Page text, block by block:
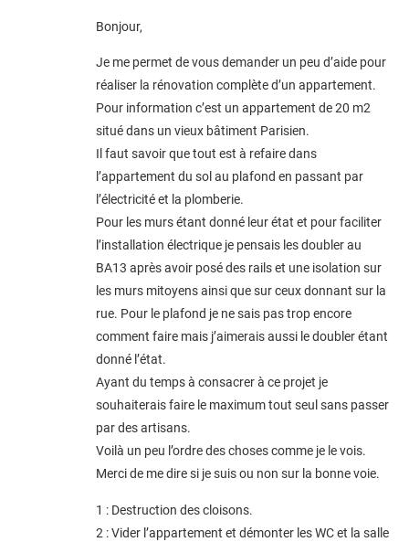
Bonjour,
Je me permet de vous demander un peu d’aide pour
réaliser la rénovation complète d’un appartement.
Pour information c’est un appartement de 20 m2
situé dans un vieux bâtiment Parisien.
Il faut savoir que tout est à refaire dans
l’appartement du sol au plafond en passant par
l’électricité et la plomberie.
Pour les murs étant donné leur état et pour faciliter
l’installation électrique je pensais les doubler au
BA13 après avoir posé des rails et une isolation sur
les murs mitoyens ainsi que sur ceux donnant sur la
rue. Pour le plafond je ne sais pas trop encore
comment faire mais j’aimerais aussi le doubler étant
donné l’état.
Ayant du temps à consacrer à ce projet je
souhaiterais faire le maximum tout seul sans passer
par des artisans.
Voilà un peu l’ordre des choses comme je le vois.
Merci de me dire si je suis ou non sur la bonne voie.
1 : Destruction des cloisons.
2 : Vider l’appartement et démonter les WC et la salle